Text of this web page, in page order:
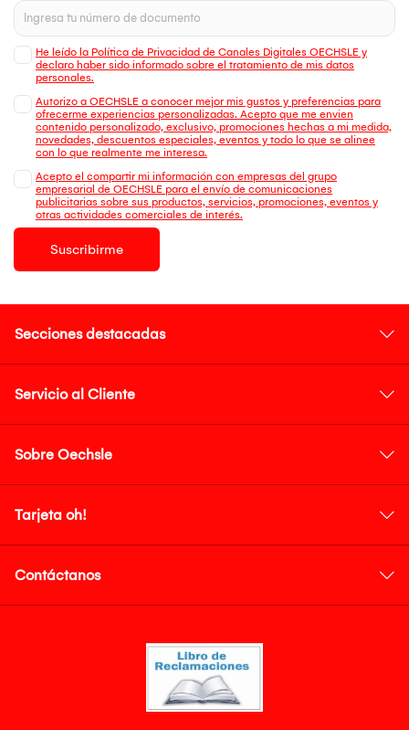
He leído la Política de Privacidad de Canales Digitales OECHSLE y
declaro haber sido informado sobre el tratamiento de mis datos
personales.
Autorizo a OECHSLE a conocer mejor mis gustos y preferencias para
ofrecerme experiencias personalizadas. Acepto que me envien
contenido personalizado, exclusivo, promociones hechas a mi medida,
novedades, descuentos especiales, eventos y todo lo que se alinee
con lo que realmente me interesa.
Acepto el compartir mi información con empresas del grupo
empresarial de OECHSLE para el envío de comunicaciones
publicitarias sobre sus productos, servicios, promociones, eventos y
otras actividades comerciales de interés.
Suscribirme
Secciones destacadas
Servicio al Cliente
Sobre Oechsle
Tarjeta oh!
Contáctanos